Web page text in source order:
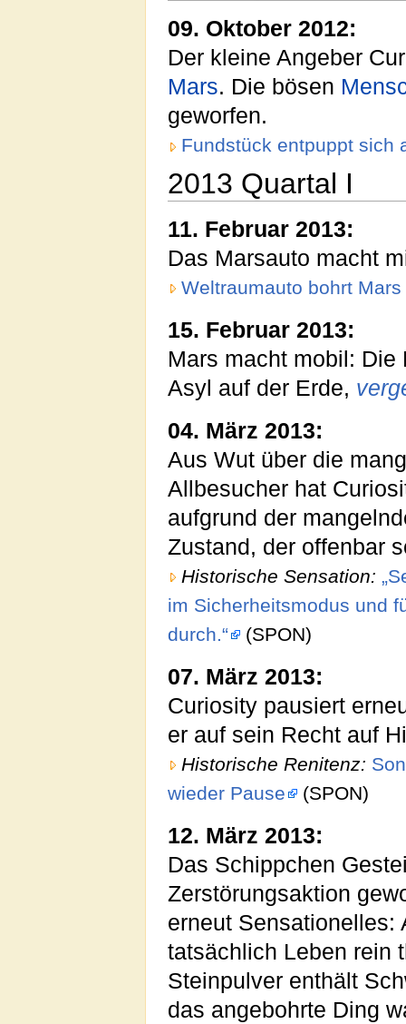
09. Oktober 2012:
Der kleine Angeber
Mars. Die bösen
geworfen.
Fundstück entpuppt sich
2013 Quartal I
11. Februar 2013:
Das Marsauto macht
Weltraumauto bohrt Mars
15. Februar 2013:
Mars macht mobil:
Asyl auf der Erde,
04. März 2013:
Aus Wut über die
Allbesucher hat
aufgrund der
Zustand, der offenbar
Historische Sensation:
im Sicherheitsmodus und
durch.“
(SPON)
07. März 2013:
Curiosity pausiert
er auf sein Recht auf
Historische Renitenz:
wieder Pause
(SPON)
12. März 2013:
Das Schippchen
Zerstörungsaktion
erneut Sensationelles:
tatsächlich Leben rein
Steinpulver enthält
das angebohrte Ding